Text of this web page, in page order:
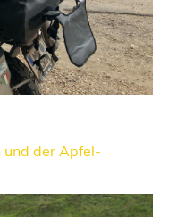
und der Apfel-